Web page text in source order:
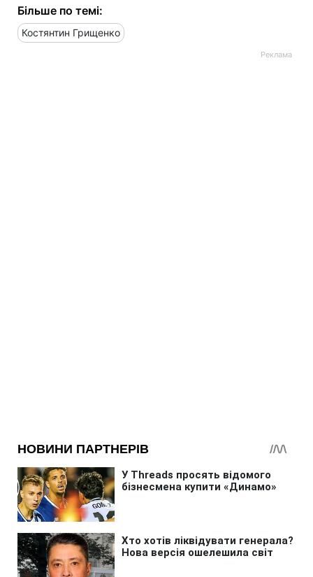
Більше по темі:
Костянтин Грищенко